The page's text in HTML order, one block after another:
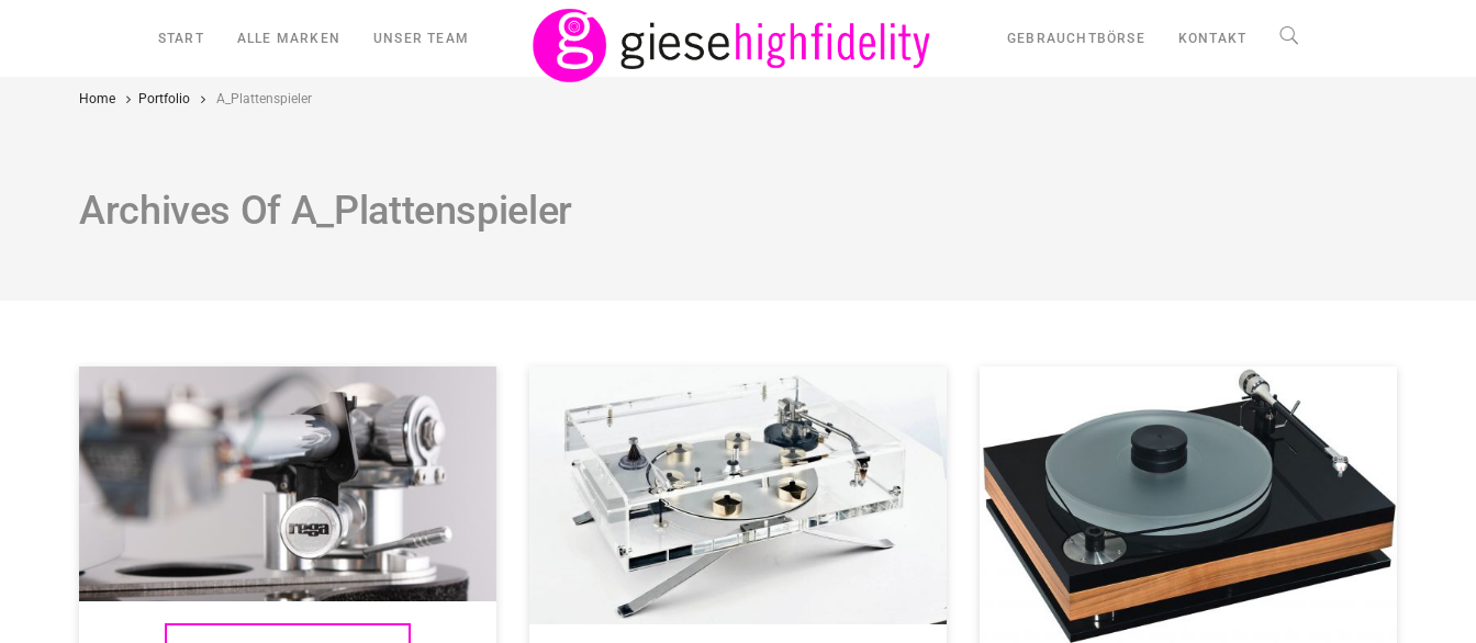
START ALLE MARKEN UNSER TEAM GEBRAUCHTBÖRSE KONTAKT
Home Portfolio A_Plattenspieler
Archives Of A_Plattenspieler